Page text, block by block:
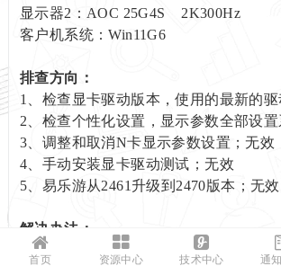
显示器2：AOC 25G4S 2K300Hz
客户机系统：Win11G6
排查方向：
1、检查显卡驱动版本，使用的最新的
2、检查个性化设置，显示参数全部设
3、调整和取消N卡显示参数设置；无效
4、手动安装显卡驱动测试；无效
5、易乐游从2461升级到2470版本；无效
解决办法：
尝试使用最新的YLY11_24H2_G11B测
首页 资源中心 技术中心 通